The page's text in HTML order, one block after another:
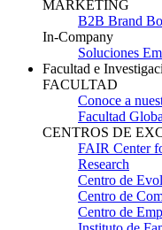
MARKETING
B2B Brand
In-Company
Soluciones
Facultad e
FACULTAD
Conoce a
Facultad
CENTROS DE
FAIR Center
Research
Centro de
Centro de
Centro de